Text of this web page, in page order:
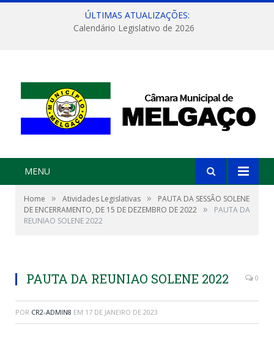
ÚLTIMAS ATUALIZAÇÕES:
Calendário Legislativo de 2026
MENU
Home » Atividades Legislativas »
PAUTA DA SESSÃO SOLENE
DE ENCERRAMENTO, DE 15 DE DEZEMBRO DE 2022 »
PAUTA DA
REUNIAO SOLENE 2022
PAUTA DA REUNIAO SOLENE 2022 0
POR CR2-ADMIN8 EM 17 DE JANEIRO DE 2023